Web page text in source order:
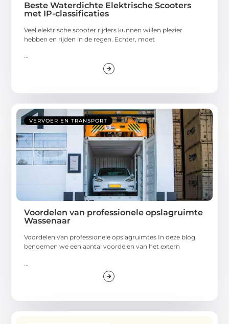
Beste Waterdichte Elektrische Scooters
met IP-classificaties
Veel elektrische scooter rijders kunnen willen plezier
hebben en rijden in de regen. Echter, moet
...
VERVOER EN TRANSPORT
Voordelen van professionele opslagruimte
Wassenaar
Voordelen van professionele opslagruimtes In deze blog
benoemen we een aantal voordelen van het extern